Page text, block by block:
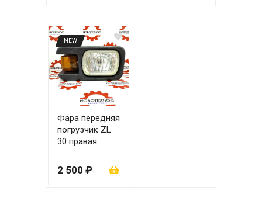
NEW
Фара передняя
погрузчик ZL
30 правая
2 500 ₽